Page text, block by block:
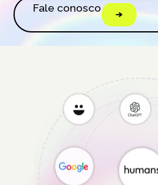
Fale conosco